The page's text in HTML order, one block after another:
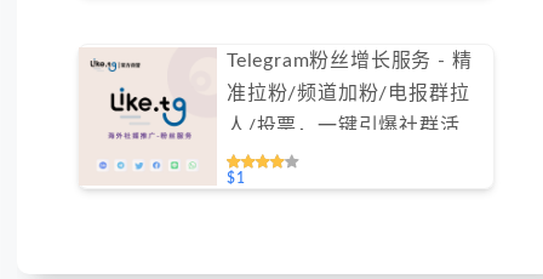
Telegram粉丝增长服务 - 精
准拉粉/频道加粉/电报群拉
人/投票，一键引爆社群活跃
（不支持免费测试）
$1